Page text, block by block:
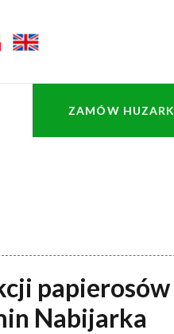
ZAMÓW HUZARK
papierosów
Nabijarka